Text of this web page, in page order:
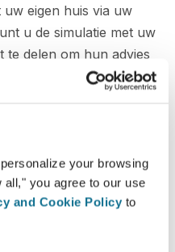
your browsing
you agree to our use
and Cookie Policy to
eigen huis via uw
u de simulatie met uw
te delen om hun advies